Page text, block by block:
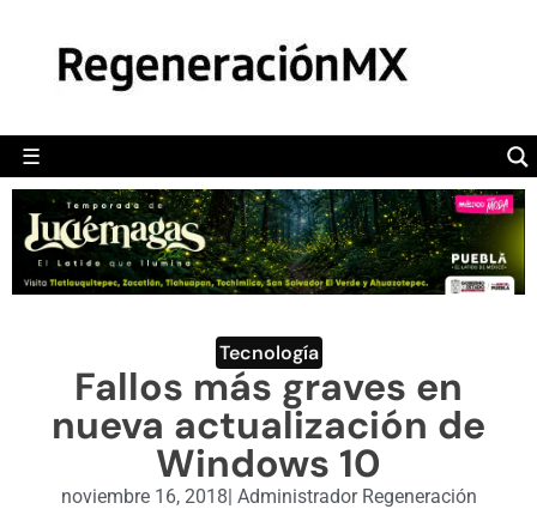
☰
POLÍTICA
CAMALEÓN
OPINIÓN
DEPORTES
ENGLISH SECTION
VIDEOS
Tecnología
Fallos más graves en
nueva actualización de
Windows 10
noviembre 16, 2018| Administrador Regeneración